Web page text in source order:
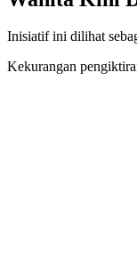
Inisiatif ini dilihat
Kekurangan